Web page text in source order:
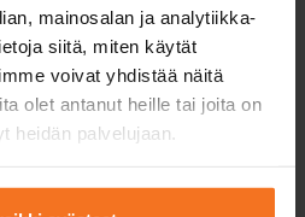
mainosalan ja analytiikka-
siitä, miten käytät
voivat yhdistää näitä
olet antanut heille tai joita on
heidän palvelujaan.
monipuolisesti
ja ajotaitoja. Näin
ja tosielämän